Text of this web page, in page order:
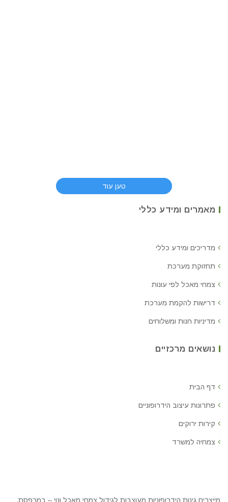
טען עוד
מאמרים ומידע כללי
מדריכים ומידע כללי
תחזוקת מערכת
צמחי מאכל לפי עונות
דרישות להקמת מערכת
מדיניות חנות ומשלוחים
נושאים מרכזיים
דף הבית
פתרונות עיצוב הידרופוניים
קירות ירוקים
צמחיה למשרד
מייצרים גינות הידרופוניות מעוצבות לגידול צמחי מאכל ונוי – במרפסת,